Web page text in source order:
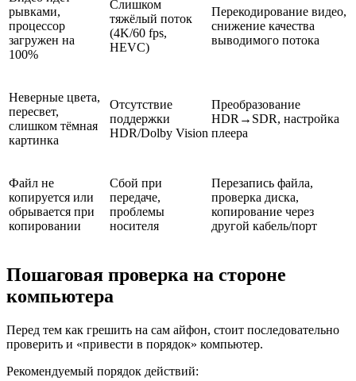
рывками,
процессор
загружен на
100%
Слишком
тяжёлый поток
(4K/60 fps,
HEVC)
Перекодирование видео,
снижение качества
выводимого потока
Неверные цвета,
пересвет,
слишком тёмная
картинка
Отсутствие
поддержки
HDR/Dolby Vision
Преобразование
HDR→SDR, настройка
плеера
Файл не
копируется или
обрывается при
копировании
Сбой при
передаче,
проблемы
носителя
Перезапись файла,
проверка диска,
копирование через
другой кабель/порт
Пошаговая проверка на стороне
компьютера
Перед тем как грешить на сам айфон, стоит последовательно
проверить и «привести в порядок» компьютер.
Рекомендуемый порядок действий: